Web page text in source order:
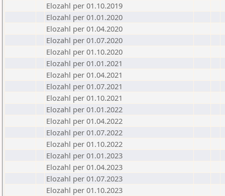
Elozahl per 01.10.2019
Elozahl per 01.01.2020
Elozahl per 01.04.2020
Elozahl per 01.07.2020
Elozahl per 01.10.2020
Elozahl per 01.01.2021
Elozahl per 01.04.2021
Elozahl per 01.07.2021
Elozahl per 01.10.2021
Elozahl per 01.01.2022
Elozahl per 01.04.2022
Elozahl per 01.07.2022
Elozahl per 01.10.2022
Elozahl per 01.01.2023
Elozahl per 01.04.2023
Elozahl per 01.07.2023
Elozahl per 01.10.2023